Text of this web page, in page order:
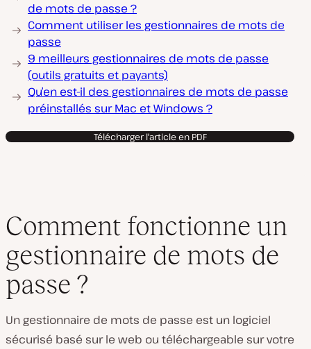
de mots de passe ?
Comment utiliser les gestionnaires de mots de
passe
9 meilleurs gestionnaires de mots de passe
(outils gratuits et payants)
Qu’en est-il des gestionnaires de mots de passe
préinstallés sur Mac et Windows ?
Télécharger l'article en PDF
Comment fonctionne un
gestionnaire de mots de
passe ?
Un gestionnaire de mots de passe est un logiciel
sécurisé basé sur le web ou téléchargeable sur votre